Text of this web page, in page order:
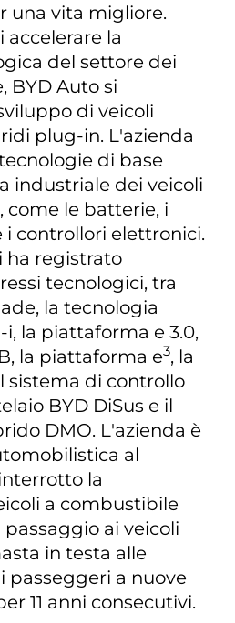
una vita migliore.
accelerare la
del settore dei
BYD Auto si
di veicoli
plug-in. L'azienda
di base
industriale dei veicoli
come le batterie, i
controllori elettronici.
ha registrato
tecnologici, tra
la tecnologia
la piattaforma e 3.0,
la piattaforma e3, la
sistema di controllo
BYD DiSus e il
DMO. L'azienda è
al
la
a combustibile
ai veicoli
in testa alle
passeggeri a nuove
11 anni consecutivi.